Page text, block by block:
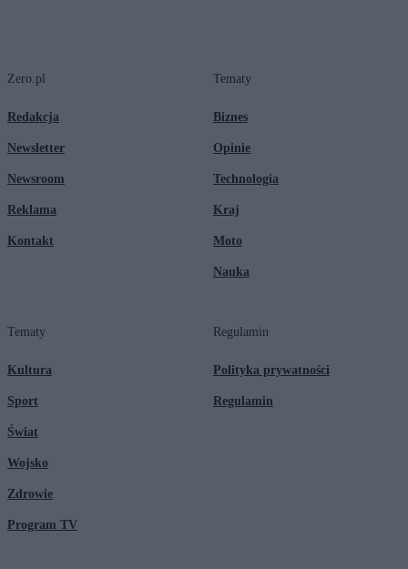
Zero.pl
Redakcja
Newsletter
Newsroom
Reklama
Kontakt
Tematy
Biznes
Opinie
Technologia
Kraj
Moto
Nauka
Tematy
Kultura
Sport
Świat
Wojsko
Zdrowie
Program TV
Regulamin
Polityka prywatności
Regulamin